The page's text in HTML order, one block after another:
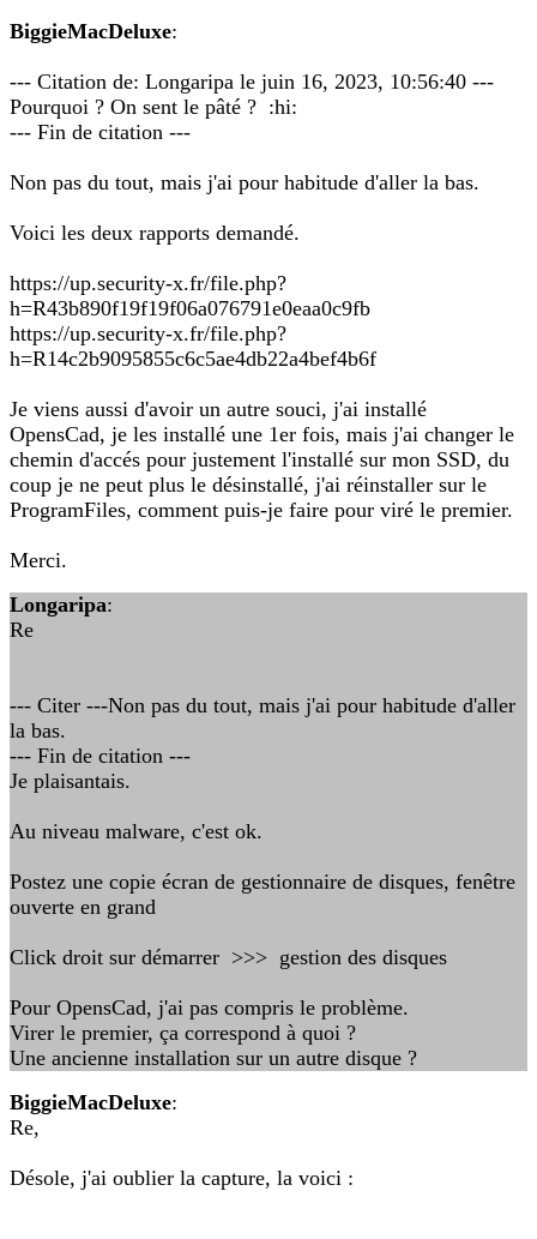
BiggieMacDeluxe:
--- Citation de: Longaripa le juin 16, 2023, 10:56:40 ---
Pourquoi ? On sent le pâté ? :hi:
--- Fin de citation ---
Non pas du tout, mais j'ai pour habitude d'aller la bas.
Voici les deux rapports demandé.
https://up.security-x.fr/file.php?
h=R43b890f19f19f06a076791e0eaa0c9fb
https://up.security-x.fr/file.php?
h=R14c2b9095855c6c5ae4db22a4bef4b6f
Je viens aussi d'avoir un autre souci, j'ai installé
OpensCad, je les installé une 1er fois, mais j'ai changer le
chemin d'accés pour justement l'installé sur mon SSD, du
coup je ne peut plus le désinstallé, j'ai réinstaller sur le
ProgramFiles, comment puis-je faire pour viré le premier.
Merci.
Longaripa:
Re
--- Citer ---Non pas du tout, mais j'ai pour habitude d'aller
la bas.
--- Fin de citation ---
Je plaisantais.
Au niveau malware, c'est ok.
Postez une copie écran de gestionnaire de disques, fenêtre
ouverte en grand
Click droit sur démarrer >>> gestion des disques
Pour OpensCad, j'ai pas compris le problème.
Virer le premier, ça correspond à quoi ?
Une ancienne installation sur un autre disque ?
BiggieMacDeluxe:
Re,
Désole, j'ai oublier la capture, la voici :